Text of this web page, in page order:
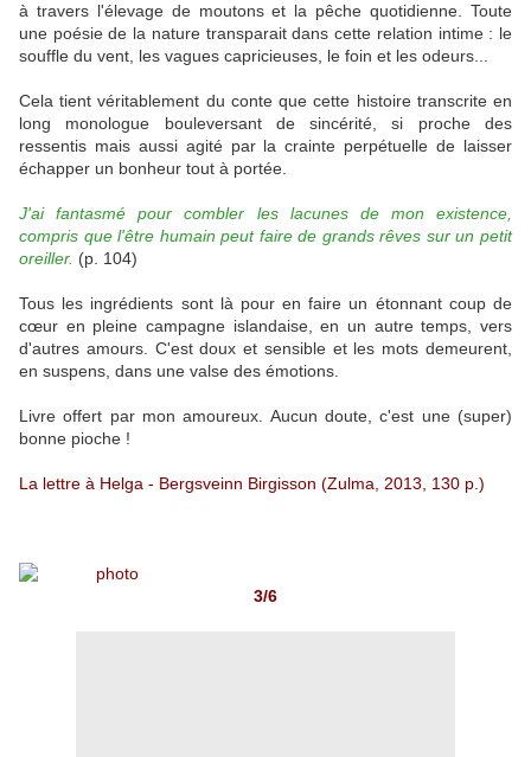
à travers l'élevage de moutons et la pêche quotidienne. Toute
une poésie de la nature transparait dans cette relation intime : le
souffle du vent, les vagues capricieuses, le foin et les odeurs...
Cela tient véritablement du conte que cette histoire transcrite en
long monologue bouleversant de sincérité, si proche des
ressentis mais aussi agité par la crainte perpétuelle de laisser
échapper un bonheur tout à portée.
J'ai fantasmé pour combler les lacunes de mon existence,
compris que l'être humain peut faire de grands rêves sur un petit
oreiller. (p. 104)
Tous les ingrédients sont là pour en faire un étonnant coup de
cœur en pleine campagne islandaise, en un autre temps, vers
d'autres amours. C'est doux et sensible et les mots demeurent,
en suspens, dans une valse des émotions.
Livre offert par mon amoureux. Aucun doute, c'est une (super)
bonne pioche !
La lettre à Helga - Bergsveinn Birgisson (Zulma, 2013, 130 p.)
3/6